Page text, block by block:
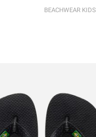
הרשמה
BEACHWEAR KIDS